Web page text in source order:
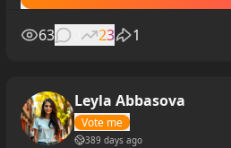
63 23 1
Leyla Abbasova
Vote me
389 days ago